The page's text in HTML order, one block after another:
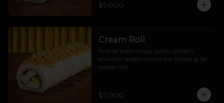
$9.000
Cream Roll
Roll de pollo crispy, palta, cebollín
envuelto queso crema con topping de
papas hilo.
$9.000